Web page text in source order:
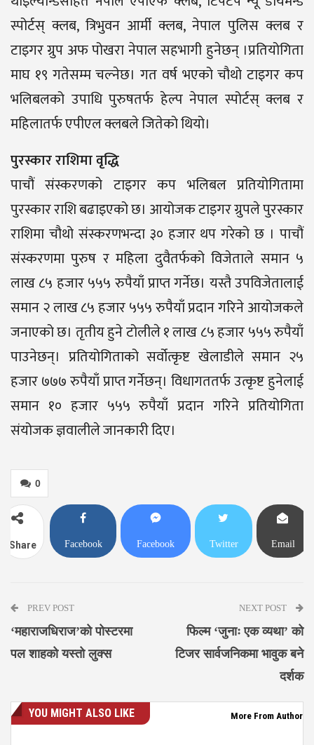
स्पोर्टस् क्लब, त्रिभुवन आर्मी क्लब, नेपाल पुलिस क्लब र
टाइगर ग्रुप अफ पोखरा नेपाल सहभागी हुनेछन् ।प्रतियोगिता
माघ १९ गतेसम्म चल्नेछ। गत वर्ष भएको चौथो टाइगर कप
भलिबलको उपाधि पुरुषतर्फ हेल्प नेपाल स्पोर्टस् क्लब र
महिलातर्फ एपीएल क्लबले जितेको थियो।
पुरस्कार राशिमा वृद्धि
पाचौं संस्करणको टाइगर कप भलिबल प्रतियोगितामा
पुरस्कार राशि बढाइएको छ। आयोजक टाइगर ग्रुपले पुरस्कार
राशिमा चौथो संस्करणभन्दा ३० हजार थप गरेको छ । पाचौं
संस्करणमा पुरुष र महिला दुवैतर्फको विजेताले समान ५
लाख ८५ हजार ५५५ रुपैयाँ प्राप्त गर्नेछ। यस्तै उपविजेतालाई
समान २ लाख ८५ हजार ५५५ रुपैयाँ प्रदान गरिने आयोजकले
जनाएको छ। तृतीय हुने टोलीले १ लाख ८५ हजार ५५५ रुपैयाँ
पाउनेछन्। प्रतियोगिताको सर्वोत्कृष्ट खेलाडीले समान २५
हजार ७७७ रुपैयाँ प्राप्त गर्नेछन्। विधागततर्फ उत्कृष्ट हुनेलाई
समान १० हजार ५५५ रुपैयाँ प्रदान गरिने प्रतियोगिता
संयोजक ज्ञवालीले जानकारी दिए।
0
Share Facebook Facebook Twitter Email
PREV POST
‘महाराजधिराज’को पोस्टरमा
पल शाहको यस्तो लुक्स
NEXT POST
फिल्म ‘जुनाः एक व्यथा’ को
टिजर सार्वजनिकमा भावुक बने
दर्शक
YOU MIGHT ALSO LIKE More From Author